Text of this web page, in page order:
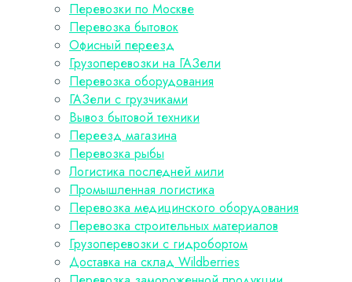
Перевозки по Москве
Перевозка бытовок
Офисный переезд
Грузоперевозки на ГАЗели
Перевозка оборудования
ГАЗели с грузчиками
Вывоз бытовой техники
Переезд магазина
Перевозка рыбы
Логистика последней мили
Промышленная логистика
Перевозка медицинского оборудования
Перевозка строительных материалов
Грузоперевозки с гидробортом
Доставка на склад Wildberries